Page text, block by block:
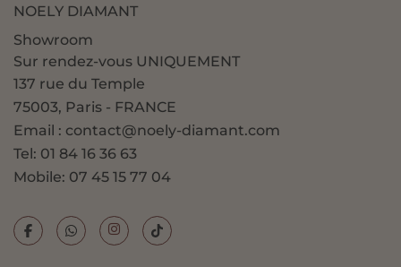
NOELY DIAMANT
Showroom
Sur rendez-vous UNIQUEMENT
137 rue du Temple
75003, Paris - FRANCE
Email : contact@noely-diamant.com
Tel: 01 84 16 36 63
Mobile: 07 45 15 77 04